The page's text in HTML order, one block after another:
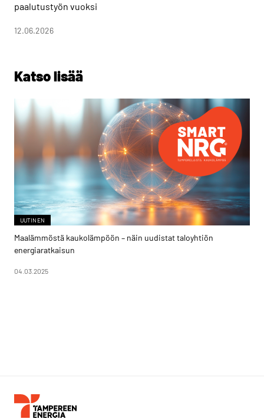
paalutustyön vuoksi
12.06.2026
Katso lisää
UUTINEN
Maalämmöstä kaukolämpöön – näin uudistat taloyhtiön
energiaratkaisun
04.03.2025